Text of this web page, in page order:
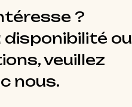
?
disponibilité ou
veuillez
nous.